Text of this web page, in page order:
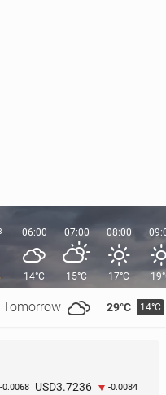
Tomorrow 29°C 14°C
06:00
14°C
07:00
15°C
08:00
17°C
-0.0068 USD3.7236 -0.0084